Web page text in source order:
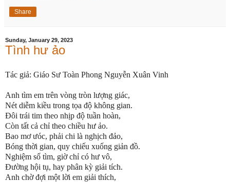
Share
Sunday, January 29, 2023
Tình hư ảo
Tác giả: Giáo Sư Toàn Phong Nguyễn Xuân Vinh
Anh tìm em trên vòng tròn lượng giác,
Nét diễm kiều trong tọa độ không gian.
Đôi trái tim theo nhịp độ tuần hoàn,
Còn tất cả chỉ theo chiều hư ảo.
Bao mơ ưóc, phải chi là nghịch đảo,
Bóng thời gian, quy chiếu xuống giản đồ.
Nghiệm số tìm, giờ chỉ có hư vô,
Đường hội tụ, hay phân kỳ giải tích.
Anh chờ đợi một lời em giải thích,